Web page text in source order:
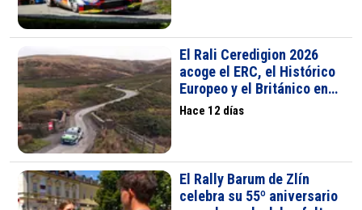
El Rali Ceredigion 2026
acoge el ERC, el Histórico
Europeo y el Británico en
Aberystwyth
Hace 12 días
El Rally Barum de Zlín
celebra su 55º aniversario